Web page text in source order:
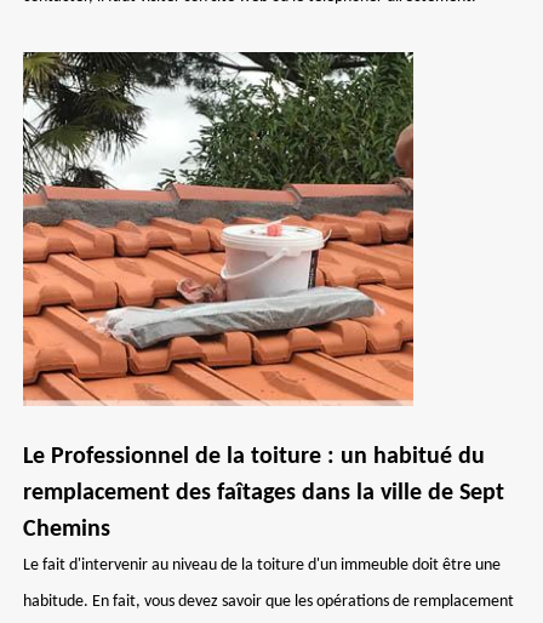
Le Professionnel de la toiture : un habitué du
remplacement des faîtages dans la ville de Sept
Chemins
Le fait d'intervenir au niveau de la toiture d'un immeuble doit être une
habitude. En fait, vous devez savoir que les opérations de remplacement